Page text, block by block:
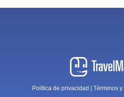
Política de privacidad Términos